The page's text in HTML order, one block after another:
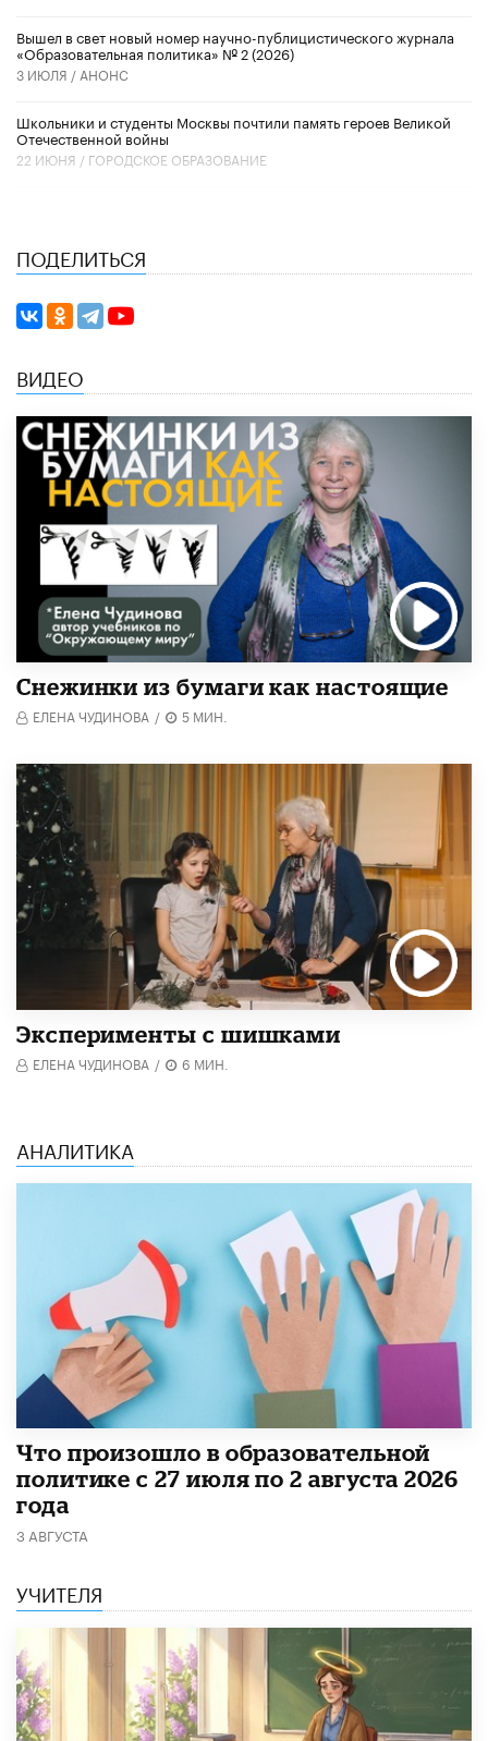
Вышел в свет новый номер научно-публицистического журнала
«Образовательная политика» № 2 (2026)
3 ИЮЛЯ / АНОНС
Школьники и студенты Москвы почтили память героев Великой
Отечественной войны
22 ИЮНЯ / ГОРОДСКОЕ ОБРАЗОВАНИЕ
ПОДЕЛИТЬСЯ
ВИДЕО
Снежинки из бумаги как настоящие
ЕЛЕНА ЧУДИНОВА / 5 МИН.
Эксперименты с шишками
ЕЛЕНА ЧУДИНОВА / 6 МИН.
АНАЛИТИКА
​Что произошло в образовательной
политике с 27 июля по 2 августа 2026
года
3 АВГУСТА
УЧИТЕЛЯ